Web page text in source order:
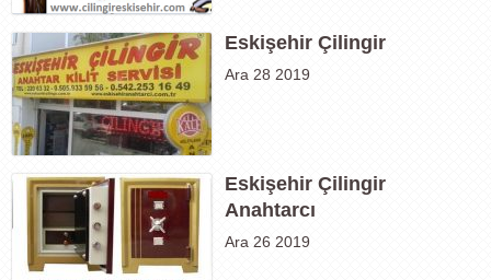
Eskişehir Çilingir
Ara 28 2019
Eskişehir Çilingir
Anahtarcı
Ara 26 2019